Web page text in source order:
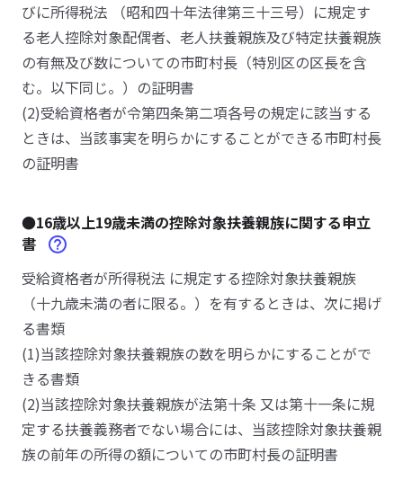
びに所得税法 （昭和四十年法律第三十三号）に規定す
る老人控除対象配偶者、老人扶養親族及び特定扶養親族
の有無及び数についての市町村長（特別区の区長を含
む。以下同じ。）の証明書
(2)受給資格者が令第四条第二項各号の規定に該当する
ときは、当該事実を明らかにすることができる市町村長
の証明書
●16歳以上19歳未満の控除対象扶養親族に関する申立
書
受給資格者が所得税法 に規定する控除対象扶養親族
（十九歳未満の者に限る。）を有するときは、次に掲げ
る書類
(1)当該控除対象扶養親族の数を明らかにすることがで
きる書類
(2)当該控除対象扶養親族が法第十条 又は第十一条に規
定する扶養義務者でない場合には、当該控除対象扶養親
族の前年の所得の額についての市町村長の証明書